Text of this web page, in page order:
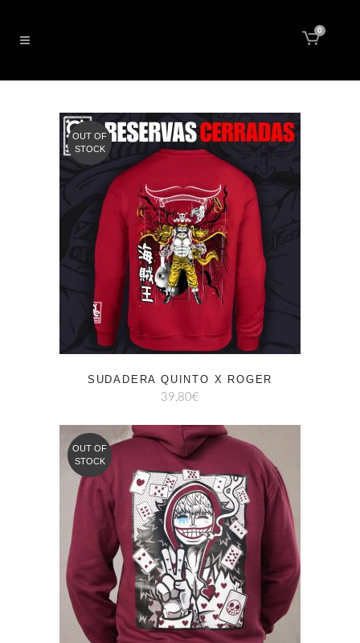
0
OUT OF
STOCK
SUDADERA QUINTO X ROGER
39,80€
OUT OF
STOCK